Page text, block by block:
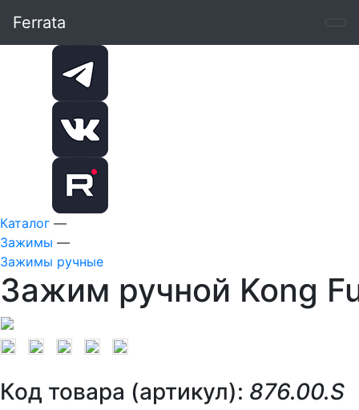
Ferrata
Каталог —
Зажимы —
Зажимы ручные
Зажим ручной Kong
Код товара (артикул): 876.00.S